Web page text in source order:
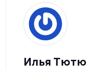
Илья